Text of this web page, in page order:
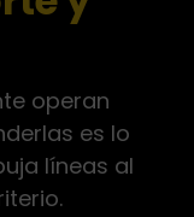
operan
es lo
líneas al